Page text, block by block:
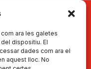
ara les galetes
dispositiu. El
dades com ara el
aquest lloc. No